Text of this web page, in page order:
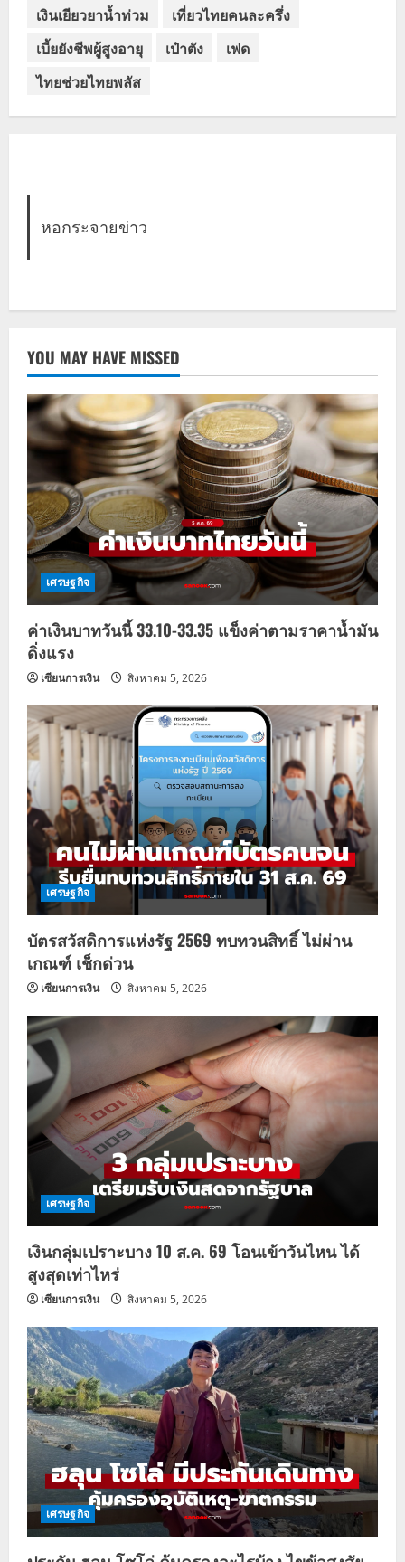
เงินเยียวยาน้ำท่วม
เที่ยวไทยคนละครึ่ง
เบี้ยยังชีพผู้สูงอายุ
เป๋าตัง
เฟด
ไทยช่วยไทยพลัส
หอกระจายข่าว
YOU MAY HAVE MISSED
เศรษฐกิจ
ค่าเงินบาทวันนี้ 33.10-33.35 แข็งค่าตามราคาน้ำมัน
ดิ่งแรง
เซียนการเงิน สิงหาคม 5, 2026
เศรษฐกิจ
บัตรสวัสดิการแห่งรัฐ 2569 ทบทวนสิทธิ์ ไม่ผ่าน
เกณฑ์ เช็กด่วน
เซียนการเงิน สิงหาคม 5, 2026
เศรษฐกิจ
เงินกลุ่มเปราะบาง 10 ส.ค. 69 โอนเข้าวันไหน ได้
สูงสุดเท่าไหร่
เซียนการเงิน สิงหาคม 5, 2026
เศรษฐกิจ